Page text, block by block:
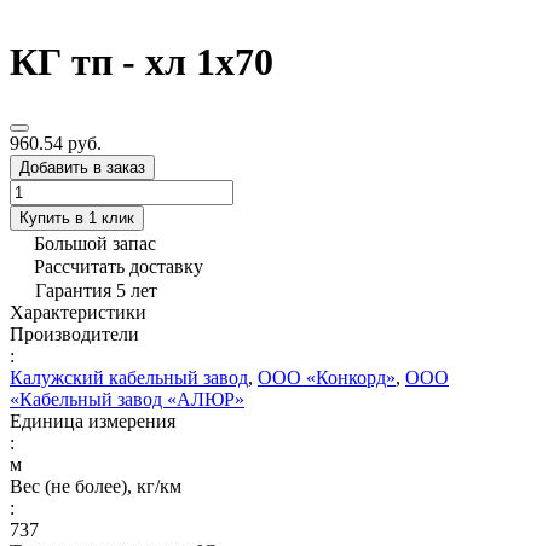
КГ тп - хл 1х70
960.54 руб.
Добавить в заказ
Купить в 1 клик
Большой запас
Рассчитать доставку
Гарантия 5 лет
Характеристики
Производители
:
Калужский кабельный завод, ООО «Конкорд», ООО
«Кабельный завод «АЛЮР»
Единица измерения
:
м
Вес (не более), кг/км
:
737